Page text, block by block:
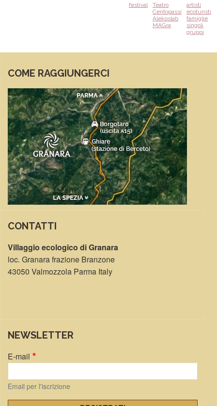
artisti
ecoturisti
famiglie
singoli
gruppi
Teatro
Centopassi
Alekoslab
MAGra
festival
COME RAGGIUNGERCI
CONTATTI
Villaggio ecologico di Granara
loc. Granara frazione Branzone
43050 Valmozzola Parma Italy
NEWSLETTER
E-mail
Email per l'iscrizione